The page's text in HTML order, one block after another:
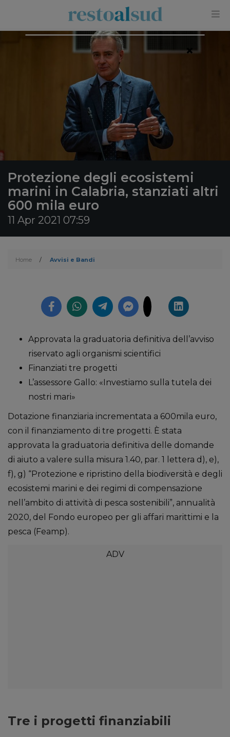
Protezione degli ecosistemi
marini in Calabria, stanziati altri
600 mila euro
11 Apr 2021 07:59
Home / Avvisi e Bandi
Approvata la graduatoria definitiva dell’avviso
riservato agli organismi scientifici
Finanziati tre progetti
L’assessore Gallo: «Investiamo sulla tutela dei
nostri mari»
Dotazione finanziaria incrementata a 600mila euro,
con il finanziamento di tre progetti. È stata
approvata la graduatoria definitiva delle domande
di aiuto a valere sulla misura 1.40, par. 1 lettera d), e),
f), g) “Protezione e ripristino della biodiversità e degli
ecosistemi marini e dei regimi di compensazione
nell’ambito di attività di pesca sostenibili”, annualità
2020, del Fondo europeo per gli affari marittimi e la
pesca (Feamp).
Tre i progetti finanziabili
×